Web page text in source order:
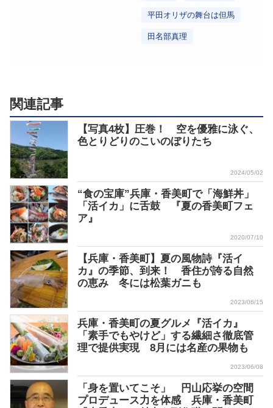
平田オリザの舞台は但馬
田名部真理
関連記事
【写真4枚】圧巻！ 空を優雅に泳ぐ、
色とりどりのこいのぼりたち
2024/05/02
“食の宝庫”兵庫・香美町で「海鮮丼」
「活イカ」に舌鼓 『夏の香美町フェ
ア』
2020/07/10
【兵庫・香美町】夏の風物詩『活イ
カ』の季節、到来！ 香住が誇る自然
の恵み 冬には松葉ガニも
2023/06/15
兵庫・香美町の夏グルメ『活イカ』
「素手でもやけど」する繊細さ徹底管
理で提供実現 8月には名産の果物も
2023/06/08
「身を置いてこそ」 円山応挙の空間
プロデュース力を体感 兵庫・香美町